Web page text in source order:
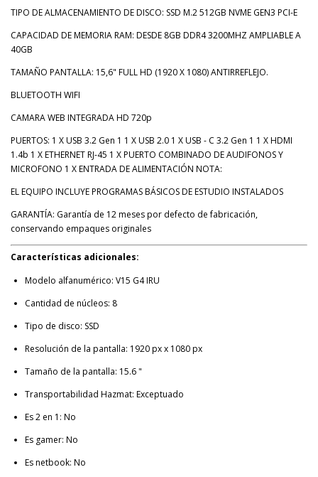
TIPO DE ALMACENAMIENTO DE DISCO: SSD M.2 512GB NVME GEN3 PCI-E
CAPACIDAD DE MEMORIA RAM: DESDE 8GB DDR4 3200MHZ AMPLIABLE A
40GB
TAMAÑO PANTALLA: 15,6" FULL HD (1920 X 1080) ANTIRREFLEJO.
BLUETOOTH WIFI
CAMARA WEB INTEGRADA HD 720p
PUERTOS: 1 X USB 3.2 Gen 1 1 X USB 2.0 1 X USB - C 3.2 Gen 1 1 X HDMI
1.4b 1 X ETHERNET RJ-45 1 X PUERTO COMBINADO DE AUDIFONOS Y
MICROFONO 1 X ENTRADA DE ALIMENTACIÓN NOTA:
EL EQUIPO INCLUYE PROGRAMAS BÁSICOS DE ESTUDIO INSTALADOS
GARANTÍA: Garantía de 12 meses por defecto de fabricación,
conservando empaques originales
Características adicionales:
Modelo alfanumérico: V15 G4 IRU
Cantidad de núcleos: 8
Tipo de disco: SSD
Resolución de la pantalla: 1920 px x 1080 px
Tamaño de la pantalla: 15.6 "
Transportabilidad Hazmat: Exceptuado
Es 2 en 1: No
Es gamer: No
Es netbook: No